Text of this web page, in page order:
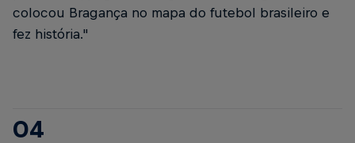
colocou Bragança no mapa do futebol brasileiro e
fez história."
04